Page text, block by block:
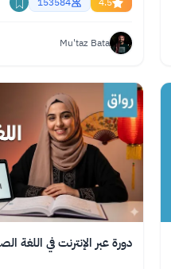
Mu'taz Bata
دورة عبر الإنترنت في اللغة